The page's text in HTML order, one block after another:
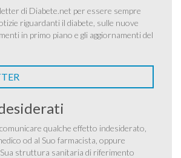
di Diabete.net per essere sempre
riguardanti il diabete, sulle nuove
in primo piano e gli aggiornamenti del
qualche effetto indesiderato,
od al Suo farmacista, oppure
struttura sanitaria di riferimento